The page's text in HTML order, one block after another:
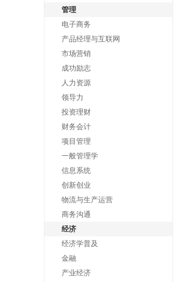
管理
电子商务
产品经理与互联网
市场营销
成功励志
人力资源
领导力
投资理财
财务会计
项目管理
一般管理学
信息系统
创新创业
物流与生产运营
商务沟通
经济
经济学普及
金融
产业经济